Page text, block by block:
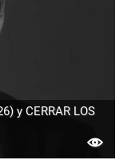
y CERRAR LOS